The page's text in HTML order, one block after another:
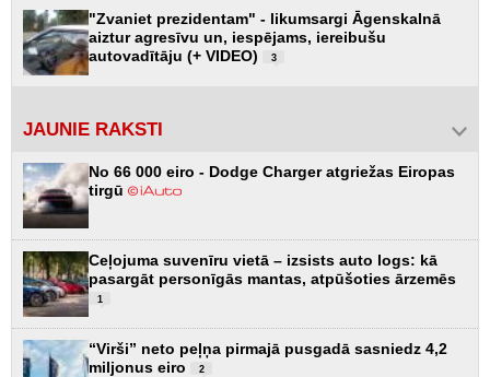
"Zvaniet prezidentam" - likumsargi Āgenskalnā
aiztur agresīvu un, iespējams, iereibušu
autovadītāju (+ VIDEO)
3
JAUNIE RAKSTI
No 66 000 eiro - Dodge Charger atgriežas Eiropas
tirgū
Ceļojuma suvenīru vietā – izsists auto logs: kā
pasargāt personīgās mantas, atpūšoties ārzemēs
1
“Virši” neto peļņa pirmajā pusgadā sasniedz 4,2
miljonus eiro
2